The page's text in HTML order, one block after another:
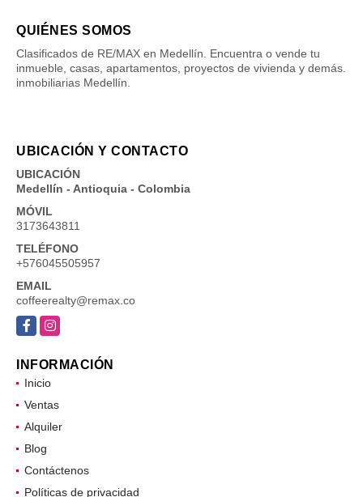
QUIÉNES SOMOS
Clasificados de RE/MAX en Medellín. Encuentra o vende tu
inmueble, casas, apartamentos, proyectos de vivienda y demás.
inmobiliarias Medellín.
UBICACIÓN Y CONTACTO
UBICACIÓN
Medellín - Antioquia - Colombia
MÓVIL
3173643811
TELÉFONO
+576045505957
EMAIL
coffeerealty@remax.co
FacebookInstagram
INFORMACIÓN
Inicio
Ventas
Alquiler
Blog
Contáctenos
Políticas de privacidad